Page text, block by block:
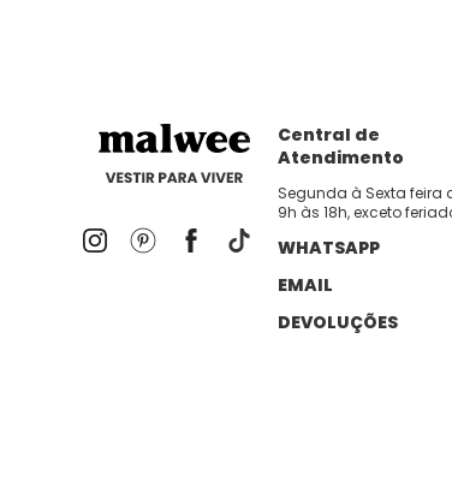
Central de
Atendimento
Segunda à Sexta feira
9h às 18h, exceto
WHATSAPP
EMAIL
DEVOLUÇÕES